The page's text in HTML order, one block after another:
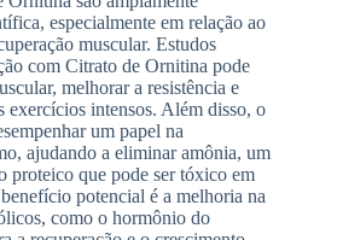
especialmente em relação ao
muscular. Estudos
com Citrato de Ornitina pode
melhorar a resistência e
exercícios intensos. Além disso, o
um papel na
ajudando a eliminar amônia, um
proteico que pode ser tóxico em
potencial é a melhoria na
como o hormônio do